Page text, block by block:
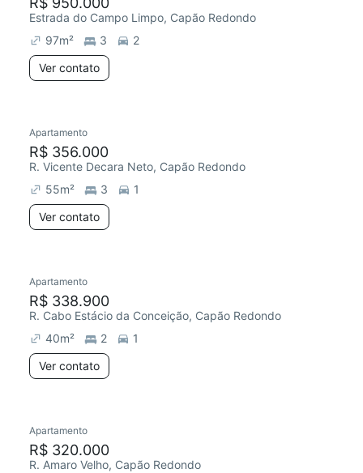
Estrada do Campo Limpo, Capão Redondo
97m² 3
2
Ver contato
Apartamento
R$ 356.000
R. Vicente Decara Neto, Capão Redondo
55m² 3
1
Ver contato
Apartamento
R$ 338.900
R. Cabo Estácio da Conceição, Capão Redondo
40m² 2
1
Ver contato
Apartamento
R$ 320.000
R. Amaro Velho, Capão Redondo